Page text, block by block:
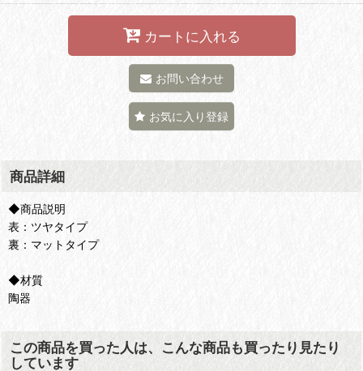
カートに入れる
お問い合わせ
お気に入り登録
商品詳細
◆商品説明
表：ツヤタイプ
裏：マットタイプ
◆材質
陶器
この商品を買った人は、こんな商品も買ったり見たり
しています